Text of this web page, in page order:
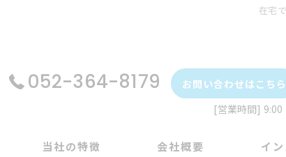
在宅
052-364-8179 お問い合わせはこちら
[営業時間] 9:00
当社の特徴 会社概要 イ